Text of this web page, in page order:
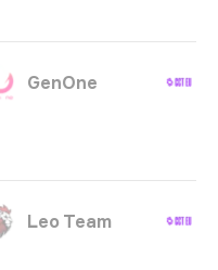
GenOne
Leo Team